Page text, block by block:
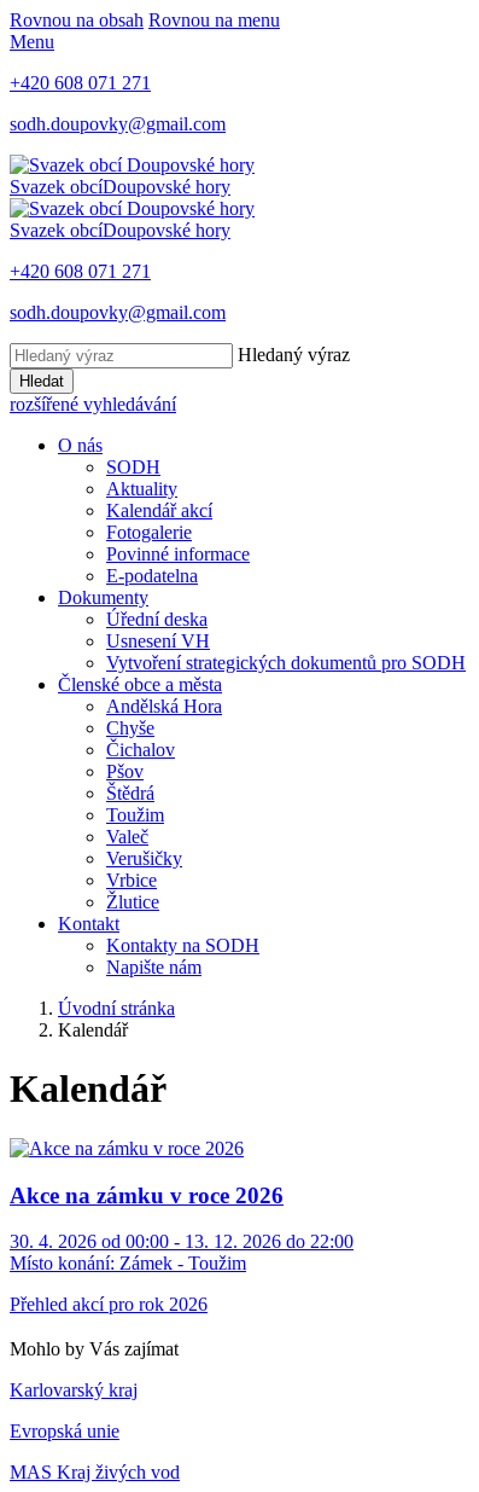
Rovnou na obsah Rovnou na menu
Menu
+420 608 071 271
sodh.doupovky@gmail.com
Svazek obcíDoupovské hory
Svazek obcíDoupovské hory
+420 608 071 271
sodh.doupovky@gmail.com
Hledaný výraz
Hledat
rozšířené vyhledávání
O nás
SODH
Aktuality
Kalendář akcí
Fotogalerie
Povinné informace
E-podatelna
Dokumenty
Úřední deska
Usnesení VH
Vytvoření strategických dokumentů pro SODH
Členské obce a města
Andělská Hora
Chyše
Čichalov
Pšov
Štědrá
Toužim
Valeč
Verušičky
Vrbice
Žlutice
Kontakt
Kontakty na SODH
Napište nám
Úvodní stránka
Kalendář
Kalendář
Akce na zámku v roce 2026
30. 4. 2026 od 00:00 - 13. 12. 2026 do 22:00
Místo konání: Zámek - Toužim
Přehled akcí pro rok 2026
Mohlo by Vás zajímat
Karlovarský kraj
Evropská unie
MAS Kraj živých vod